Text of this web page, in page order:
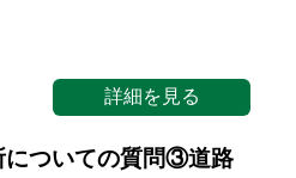
詳細を見る
ついての質問③道路